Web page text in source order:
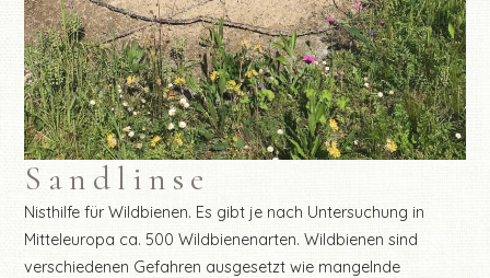
Sandlinse
Nisthilfe für Wildbienen. Es gibt je nach Untersuchung in
Mitteleuropa ca. 500 Wildbienenarten. Wildbienen sind
verschiedenen Gefahren ausgesetzt wie mangelnde